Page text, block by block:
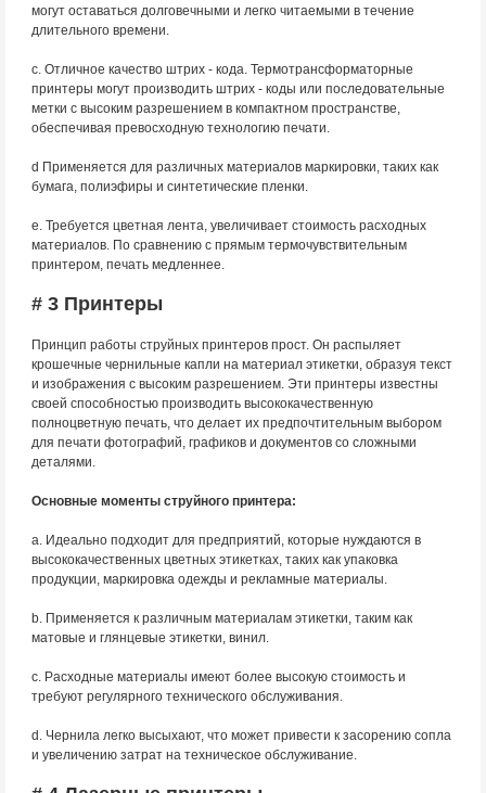
могут оставаться долговечными и легко читаемыми в течение
длительного времени.
c. Отличное качество штрих - кода. Термотрансформаторные
принтеры могут производить штрих - коды или последовательные
метки с высоким разрешением в компактном пространстве,
обеспечивая превосходную технологию печати.
d Применяется для различных материалов маркировки, таких как
бумага, полиэфиры и синтетические пленки.
е. Требуется цветная лента, увеличивает стоимость расходных
материалов. По сравнению с прямым термочувствительным
принтером, печать медленнее.
# 3 Принтеры
Принцип работы струйных принтеров прост. Он распыляет
крошечные чернильные капли на материал этикетки, образуя текст
и изображения с высоким разрешением. Эти принтеры известны
своей способностью производить высококачественную
полноцветную печать, что делает их предпочтительным выбором
для печати фотографий, графиков и документов со сложными
деталями.
Основные моменты струйного принтера:
a. Идеально подходит для предприятий, которые нуждаются в
высококачественных цветных этикетках, таких как упаковка
продукции, маркировка одежды и рекламные материалы.
b. Применяется к различным материалам этикетки, таким как
матовые и глянцевые этикетки, винил.
c. Расходные материалы имеют более высокую стоимость и
требуют регулярного технического обслуживания.
d. Чернила легко высыхают, что может привести к засорению сопла
и увеличению затрат на техническое обслуживание.